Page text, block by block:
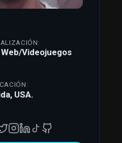
Videojuegos
USA.